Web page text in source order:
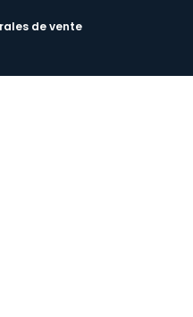
de vente